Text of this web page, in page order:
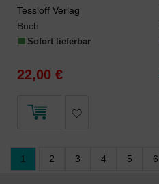
Tessloff Verlag
Buch
Sofort lieferbar
22,00 €
1 2 3 4 5 6